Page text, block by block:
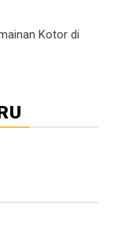
Kotor di